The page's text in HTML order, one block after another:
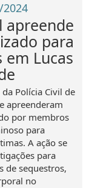
apreende
para
em Lucas
Polícia Civil de
apreenderam
por membros
para
A ação se
para
de sequestros,
no